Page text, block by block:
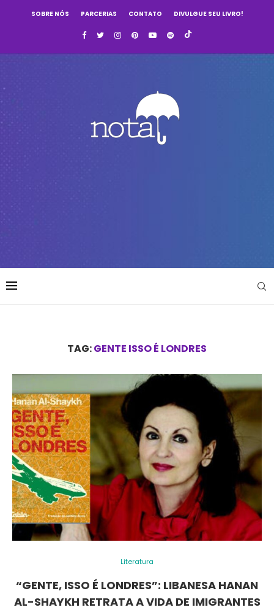
SOBRE NÓS PARCERIAS CONTATO DIVULGUE SEU LIVRO!
TAG:GENTE ISSO É LONDRES
Literatura
“GENTE, ISSO É LONDRES”: LIBANESA HANAN
AL-SHAYKH RETRATA A VIDA DE IMIGRANTES